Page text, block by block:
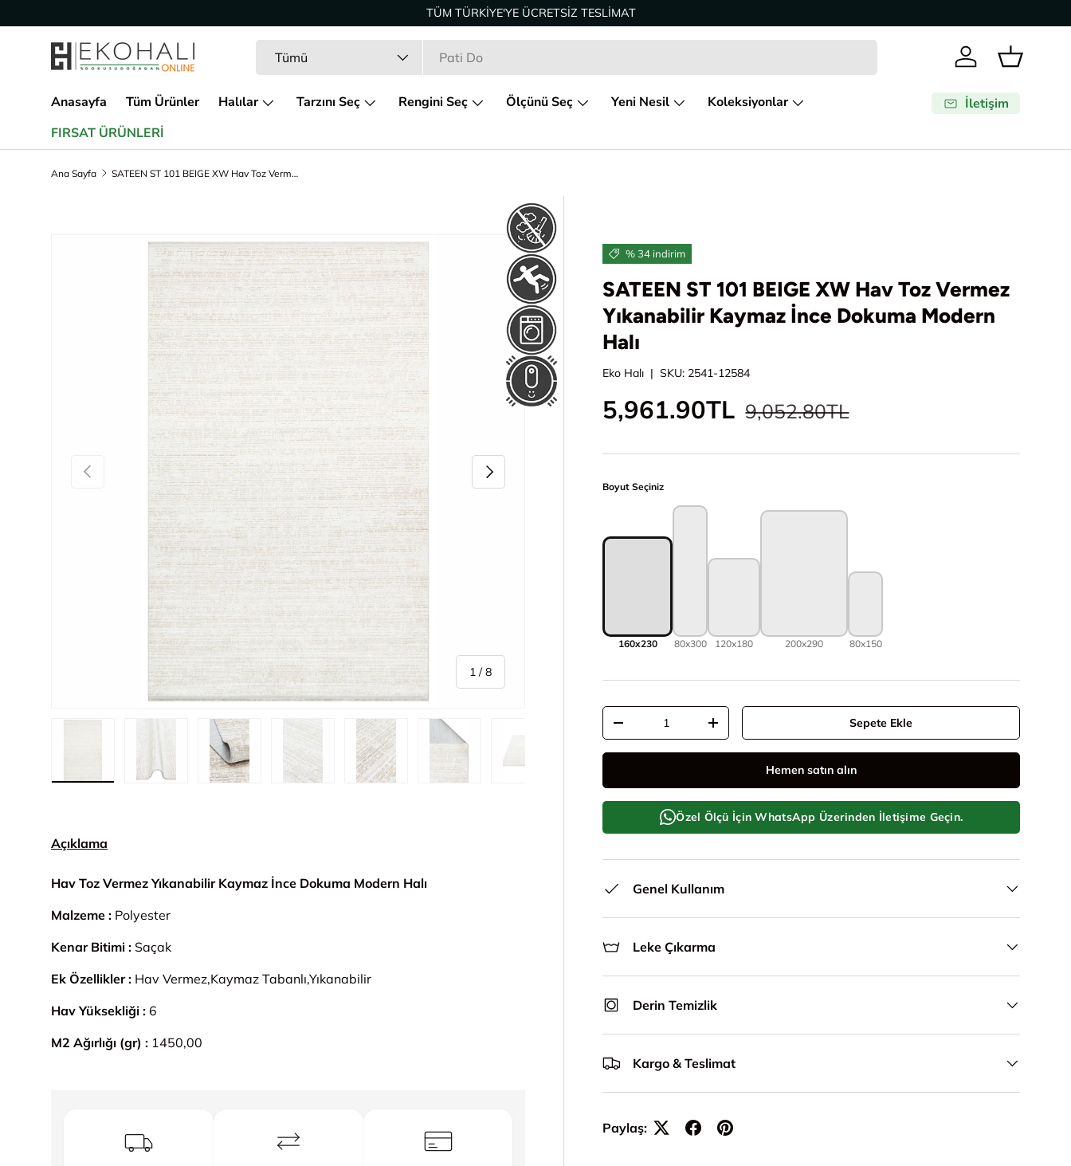
İçeriğe geç
TÜM TÜRKİYE'YE ÜCRETSİZ TESLİMAT
Tümü Giriş YapSepet
Anasayfa Tüm Ürünler Halılar Tarzını Seç Rengini Seç Ölçünü Seç Yeni Nesil
Koleksiyonlar
FIRSAT ÜRÜNLERİ
İletişim
Ana Sayfa SATEEN ST 101 BEIGE XW Hav Toz Vermez Yıkanabilir Kaymaz İnce Dokuma Modern Halı
Ürün bilgisine geç
Önceki
1 //8
Sonraki
6. görseli galeri görünümünde yükle
7. görseli galeri görünümünde yükle
8. görseli galeri görünümünde yükle
% 34 indirim
SATEEN ST 101 BEIGE XW Hav Toz Vermez
Yıkanabilir Kaymaz İnce Dokuma Modern
Halı
Eko Halı |SKU: 2541-12584
İndirimli fiyat
5,961.90TL Normal fiyat
9,052.80TL
Boyut Seçiniz
160x230 80x300 120x180 200x290 80x150
Adet
Adeti azalt
Adeti artır Sepete Ekle
Hemen satın alın
Özel Ölçü İçin WhatsApp Üzerinden İletişime Geçin.
Genel Kullanım
Leke Çıkarma
Derin Temizlik
Kargo & Teslimat
Paylaş:
Açıklama
Hav Toz Vermez Yıkanabilir Kaymaz İnce Dokuma Modern Halı
Malzeme : Polyester
Kenar Bitimi : Saçak
Ek Özellikler : Hav Vermez,Kaymaz Tabanlı,Yıkanabilir
Hav Yüksekliği : 6
M2 Ağırlığı (gr) : 1450,00